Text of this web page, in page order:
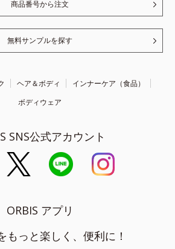
商品番号から注文
無料サンプルを探す
ヘア＆ボディ
インナーケア（食品）
ボディウェア
SNS公式アカウント
ORBIS アプリ
もっと楽しく、便利に！